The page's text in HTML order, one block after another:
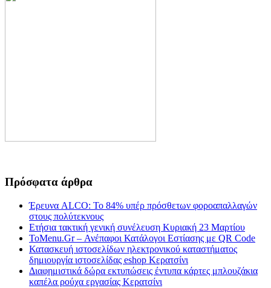
Πρόσφατα άρθρα
Έρευνα ALCO: Το 84% υπέρ πρόσθετων φοροαπαλλαγών
στους πολύτεκνους
Ετήσια τακτική γενική συνέλευση Κυριακή 23 Μαρτίου
ToMenu.Gr – Ανέπαφοι Κατάλογοι Εστίασης με QR Code
Κατασκευή ιστοσελίδων ηλεκτρονικού καταστήματος
δημιουργία ιστοσελίδας eshop Κερατσίνι
Διαφημιστικά δώρα εκτυπώσεις έντυπα κάρτες μπλουζάκια
καπέλα ρούχα εργασίας Κερατσίνι